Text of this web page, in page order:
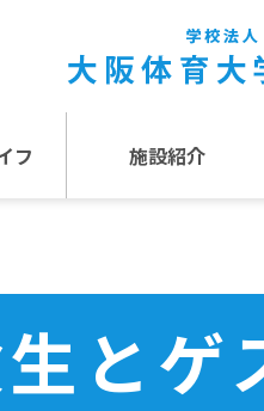
フ 施設紹介
とゲ